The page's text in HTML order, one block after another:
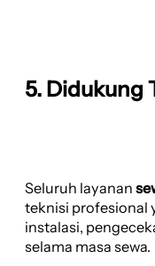
5. Didukung
Seluruh layanan
teknisi profesional
instalasi,
selama masa sewa.